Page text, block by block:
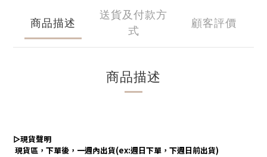
商品描述
送貨及付款方
式
顧客評價
商品描述
▻現貨聲明
現貨區，下單後，一週內出貨(ex:週日下單，下週日前出貨)